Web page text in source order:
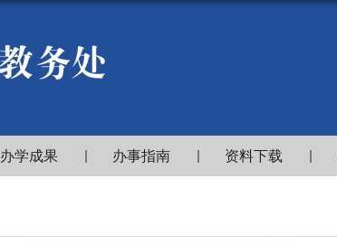
办学成果 办事指南 资料下载